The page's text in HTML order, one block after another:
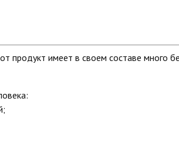
продукт имеет в своем составе много